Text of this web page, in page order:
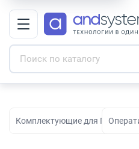
Комплектующие для ПК,